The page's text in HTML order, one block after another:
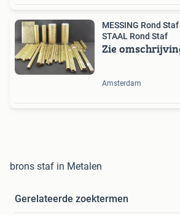
MESSING Rond
STAAL Rond Staf
Zie
Amsterdam
brons staf in Metalen
Gerelateerde zoektermen